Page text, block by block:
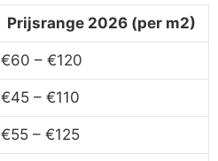
Prijsrange 2026 (per m2)
€60 – €120
€45 – €110
€55 – €125